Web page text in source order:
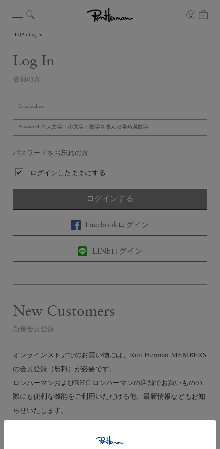
TOP Log In
Log In
会員の方
パスワードをお忘れの方
ログインしたままにする
ログインする
Facebookログイン
LINEログイン
New Customers
新規会員登録
オンラインストアでのお買い物には、Ron Herman MEMBERS
の会員登録（無料）が必要です。
ロンハーマンおよびRHC ロンハーマンの店舗でお買いものの
際にも便利な機能をご利用いただける他、最新情報などもお知
らせいたします。
会員登録する